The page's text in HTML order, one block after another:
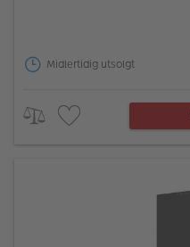
Midlertidig utsolgt